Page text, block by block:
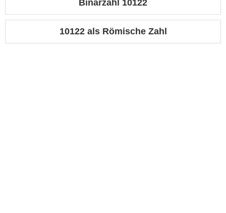
Binärzahl 10122
10122 als Römische Zahl